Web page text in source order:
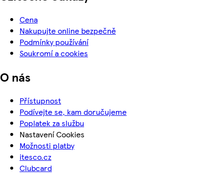
Cena
Nakupujte online bezpečně
Podmínky používání
Soukromí a cookies
O nás
Přístupnost
Podívejte se, kam doručujeme
Poplatek za službu
Nastavení Cookies
Možnosti platby
itesco.cz
Clubcard